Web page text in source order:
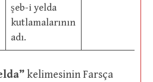
şeb-i yelda
kutlamalarının
adı.
kelimesinin Farsça